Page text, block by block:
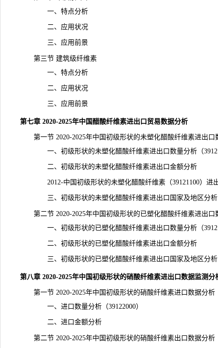
一、特点分析
二、应用状况
三、应用前景
第三节 建筑级纤维素
一、特点分析
二、应用状况
三、应用前景
第七章 2020-2025年中国醋酸纤维素进出口贸易数据分析
第一节 2020-2025年中国初级形状的未塑化醋酸纤维素进出口
一、初级形状的未塑化醋酸纤维素进出口数量分析（
二、初级形状的未塑化醋酸纤维素进出口金额分析
2012-中国初级形状的未塑化醋酸纤维素（39121100）进
三、初级形状的未塑化醋酸纤维素进出口国家及地区分析
第二节 2020-2025年中国初级形状的已塑化醋酸纤维素进出口
一、初级形状的已塑化醋酸纤维素进出口数量分析（
二、初级形状的已塑化醋酸纤维素进出口金额分析
三、初级形状的已塑化醋酸纤维素进出口国家及地区分析
第八章 2020-2025年中国初级形状的硝酸纤维素进出口数据监测分
第一节 2020-2025年中国初级形状的硝酸纤维素进口数据分析
一、进口数量分析（39122000）
二、进口金额分析
第二节 2020-2025年中国初级形状的硝酸纤维素出口数据分析